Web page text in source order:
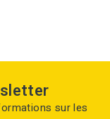
sur les